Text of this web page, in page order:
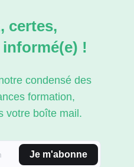
certes,
!
condensé des
formation,
votre boîte mail.
Je m'abonne